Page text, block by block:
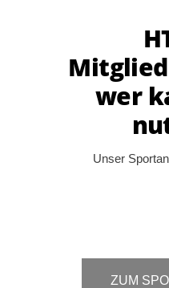
wer
Unser
ZUM